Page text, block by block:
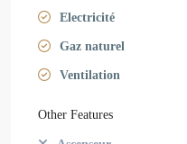
Electricité
Gaz naturel
Ventilation
Other Features